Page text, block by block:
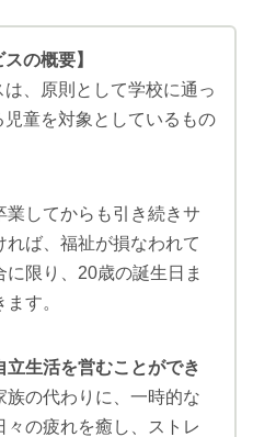
の概要】
、原則として学校に通っ
童を対象としているもの
業してからも引き続きサ
れば、福祉が損なわれて
に限り、20歳の誕生日ま
す。
立生活を営むことができ
族の代わりに、一時的な
の疲れを癒し、ストレ